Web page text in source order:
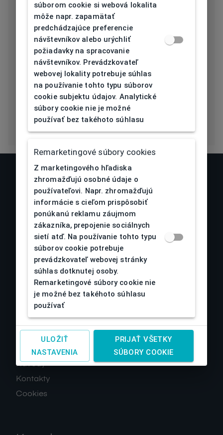
Typ nosníka
Prehnutie
očnice [báza]
4,5
Flex Áno
Eco Friendly Nie
O nás
Obchodné podmienky
Reklamácia a vrátenie tovaru
Doprava a platby
Spracovanie osobných údajov
Návody
Kontakty
Cookies
súborom cookie si webová lokalita
môže napr. zapamätať
predchádzajúce preferencie
návštevníkov alebo urýchliť
požiadavky na spracovanie
návštevníkov. Prevádzkovateľ
webovej lokality potrebuje súhlas
na používanie tohto typu súborov
cookie subjektu údajov. Analytické
súbory cookie nie je možné
používať bez takéhoto súhlasu
Remarketingové súbory cookies
Z marketingového hľadiska
zhromažďujú osobné údaje o
používateľovi. Napr. zhromažďujú
informácie s cieľom prispôsobiť
ponúkanú reklamu záujmom
zákazníka, prepojenie sociálnych
sietí atď. Na používanie tohto typu
súborov cookie potrebuje
prevádzkovateľ webovej stránky
súhlas dotknutej osoby.
Remarketingové súbory cookie nie
je možné bez takéhoto súhlasu
používať
ULOŽIŤ
NASTAVENIA
PRIJAŤ VŠETKY
SÚBORY COOKIE